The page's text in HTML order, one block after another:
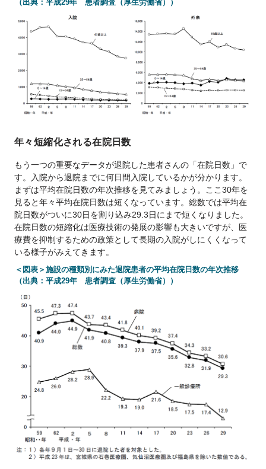
（出典：平成29年 患者調査（厚生労働省））
年々短縮化される在院日数
もう一つの重要なデータが退院した患者さんの「在院日数」で
す。入院から退院までに何日間入院しているかが分かります。
まずは平均在院日数の年次推移を見てみましょう。ここ30年を
見ると年々平均在院日数は短くなっています。総数では平均在
院日数がついに30日を割り込み29.3日にまで短くなりました。
在院日数の短縮化は医療技術の発展の影響も大きいですが、医
療費を抑制するための政策として長期の入院がしにくくなって
いる様子がみえてきます。
＜図表＞施設の種類別にみた退院患者の平均在院日数の年次推移
（出典：平成29年 患者調査（厚生労働省））